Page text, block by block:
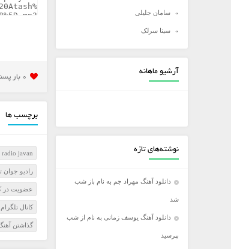
سامان جلیلی
سینا سرلک
شادمهر عقیلی
آرشیو ماهانه
نوشته‌های تازه
دانلود آهنگ مهراد جم به نام باز شب
شد
دانلود آهنگ یوسف زمانی به نام از شب
بپرسید
0 بار پسنديده شده است
برچسب ها
radio javan
راديو جوان
عضويت در
کانال
گذاشتن